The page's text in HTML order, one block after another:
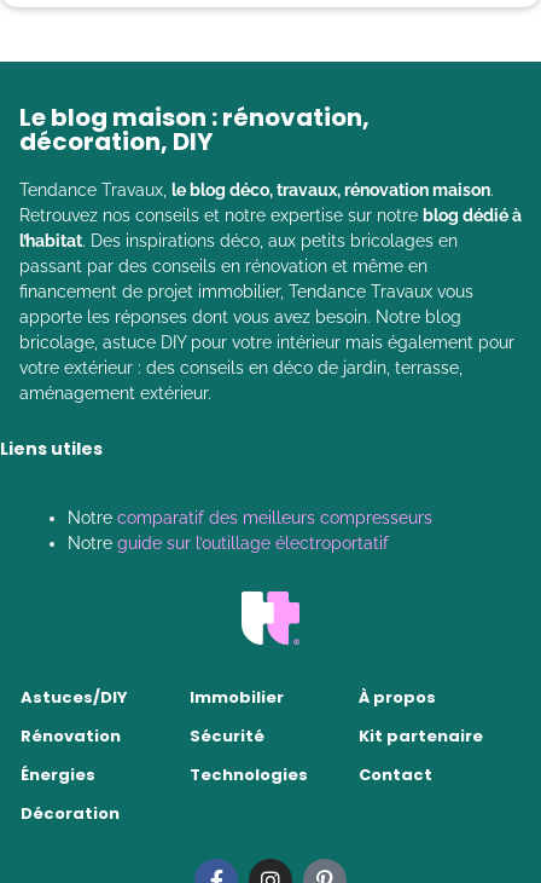
Le blog maison : rénovation,
décoration, DIY
Tendance Travaux, le blog déco, travaux, rénovation maison.
Retrouvez nos conseils et notre expertise sur notre blog dédié à
l’habitat. Des inspirations déco, aux petits bricolages en
passant par des conseils en rénovation et même en
financement de projet immobilier, Tendance Travaux vous
apporte les réponses dont vous avez besoin. Notre blog
bricolage, astuce DIY pour votre intérieur mais également pour
votre extérieur : des conseils en déco de jardin, terrasse,
aménagement extérieur.
Liens utiles
Notre comparatif des meilleurs compresseurs
Notre guide sur l’outillage électroportatif
Astuces/DIY
Rénovation
Énergies
Décoration
Immobilier
Sécurité
Technologies
À propos
Kit partenaire
Contact